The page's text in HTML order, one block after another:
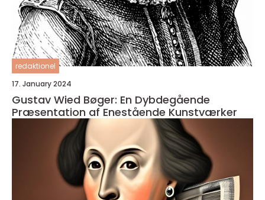
redaktionel
17. January 2024
Gustav Wied Bøger: En Dybdegående
Præsentation af Enestående Kunstværker